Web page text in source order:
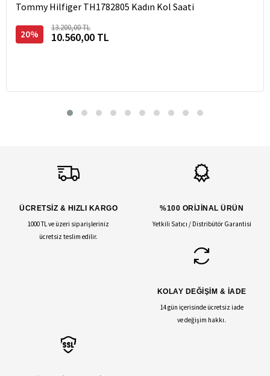
Tommy Hilfiger TH1782805 Kadın Kol Saati
20%
13.200,00 TL
10.560,00 TL
ÜCRETSİZ & HIZLI KARGO
1000 TL ve üzeri siparişleriniz
ücretsiz teslim edilir.
%100 ORİJİNAL ÜRÜN
Yetkili Satıcı / Distribütör Garantisi
KOLAY DEĞİŞİM & İADE
14 gün içerisinde ücretsiz iade
ve değişim hakkı.